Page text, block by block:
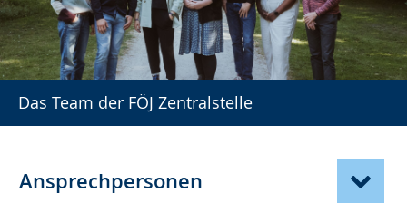
Das Team der FÖJ Zentralstelle
Ansprechpersonen